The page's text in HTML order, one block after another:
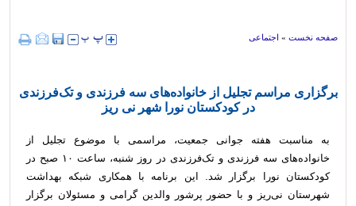
صفحه نخست » اجتماعی
برگزاری مراسم تجلیل از خانواده‌های سه فرزندی و تک‌فرزندی
در کودکستان نورا شهر نی ریز
به مناسبت هفته جوانی جمعیت، مراسمی با موضوع تجلیل از
خانواده‌های سه فرزندی و تک‌فرزندی در روز شنبه، ساعت ۱۰ صبح در
کودکستان نورا برگزار شد. این برنامه با همکاری شبکه بهداشت
شهرستان نی‌ریز و با حضور پرشور والدین گرامی و مسئولان برگزار